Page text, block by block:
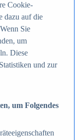
nach Generationen
Geschlecht in
Cookie-
dazu auf die
Sie
um
Diese
und zur
um Folgendes